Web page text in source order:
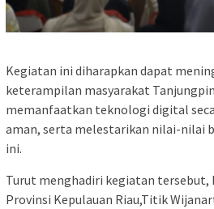
Kegiatan ini diharapkan dapat
keterampilan masyarakat
memanfaatkan teknologi digital
aman, serta melestarikan nilai-nilai
ini.
Turut menghadiri kegiatan tersebut,
Provinsi Kepulauan Riau,Titik